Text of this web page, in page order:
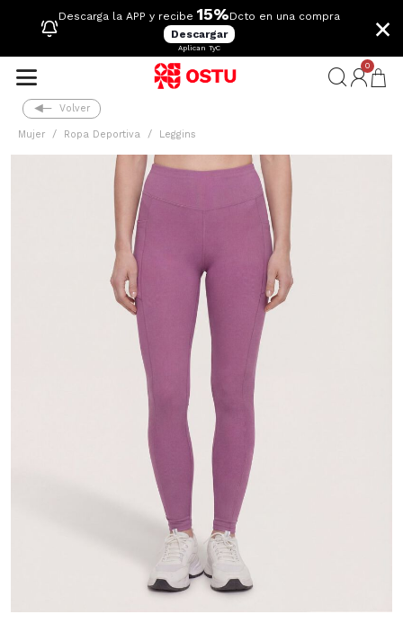
Descarga la APP y recibe 15%Dcto en una compra
Descargar
Aplican TyC
×
0
Volver
Mujer Ropa Deportiva Leggins